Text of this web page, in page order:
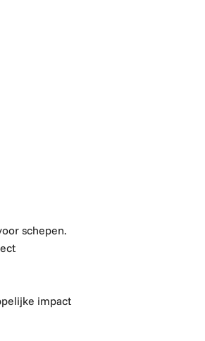
schepen.
impact